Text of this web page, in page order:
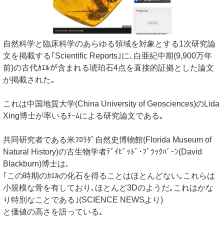
自然科学と臨床科学のあらゆる領域を対象とする1次研究論
文を掲載する｢Scientific Reports｣に､白亜紀中期(9,900万年
前)の古代ｶｴﾙが含まれる琥珀石4点を直接的証拠とした論文
が掲載された｡
これは中国地質大学(China University of Geosciences)のLida
Xing博士が率いるﾁｰﾑによる研究論文である｡
共同研究者である米ﾌﾛﾘﾀﾞ自然史博物館(Florida Museum of
Natural History)の古生物学者ﾃﾞｲﾋﾞｯﾄﾞ･ﾌﾞﾗｯｸﾊﾞｰﾝ(David
Blackburn)博士は､
｢この時期のｶｴﾙの化石を得ることはほとんどない｡これらは
小規模な骨を有しており､ほとんど3Dのようだ｡これはかな
り特別なことである｣(SCIENCE NEWSより)
と価値の高さを語っている｡